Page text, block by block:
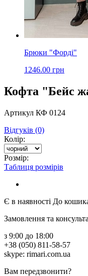
Брюки "Форді"
1246.00 грн
Кофта "Бейс
Артикул КФ 0124
Відгуків (0)
Колір:
Розмір:
Таблиця розмірів
Є в наявності До
Замовлення та
з 9:00 до 18:00
+38 (050) 811-58-57
skype: rimari.com.ua
Вам передзвонити?